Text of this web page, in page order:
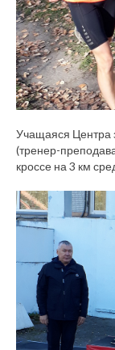
Учащаяся Центра
(тренер-
кроссе на 3 км